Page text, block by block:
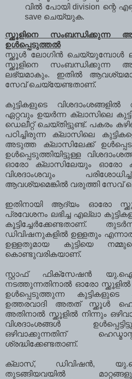
വില്‍ പോയി division ന്റെ
save ചെയ്യുക.
സ്ക്കൂളിനെ സംബന്ധിക്കുന്ന
ഉള്‍പ്പെടുത്തല്‍
സ്ക്കൂള്‍ ലോഗിന്‍ ചെയ്യുമ്പോള്‍
സ്ക്കൂളിനെ സംബന്ധിക്കുന്ന
ലഭ്യമാകും. ഇതില്‍
സേവ് ചെയ്യേണ്ടതാണ്.
കുട്ടികളുടെ
ഏറ്റവും ഉയര്‍ന്ന ക്ലാസിലെ
ഡെലീറ്റ് ചെയ്തിട്ടുണ്ട്. പകരം
പഠിച്ചിരുന്ന ക്ലാസിലെ
അടുത്ത ക്ലാസിലേക്ക്
ഉള്‍പ്പെടുത്തിയിട്ടുള്ള
ഓരോ ക്ലാസിലേയും ഓരോ
വിശദാംശവും
ആവശ്യമെങ്കില്‍ വരുത്തി സേവ്
ഇതിനായി ആദ്യം ഓരോ
പ്രവേശനം ലഭിച്ച എല്ലാ
കൂട്ടിച്ചേര്‍ക്കേണ്ടതാണ്.
ഡിവിഷനുകളില്‍ ഉള്ളതും
ഉള്ളതുമായ കുട്ടിയെ
കൊണ്ടുവരികയാണ്.
സ്റ്റാഫ് ഫിക്സേഷന്‍
നടത്തുന്നതിനാല്‍ ഓരോ
ഉള്‍പ്പെടുത്തുന്ന കുട്ടികളുടെ
ഉത്തരവാദി അതത് സ്ക്കൂള്‍
അതിനാല്‍ സ്ക്കൂളില്‍ നിന്നും
വിശദാംശങ്ങള്‍
ഒഴിവാക്കുന്നതിന്
ശ്രദ്ധിക്കേണ്ടതാണ്.
ക്ലാസ്, ഡിവിഷന്‍,
തുടങ്ങിയവയില്‍